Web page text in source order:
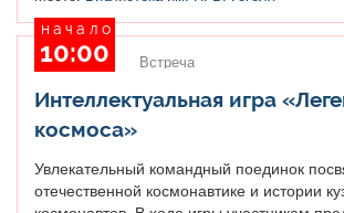
начало
10:00 Встреча
Интеллектуальная игра
космоса»
Увлекательный командный поединок
отечественной космонавтике и истории